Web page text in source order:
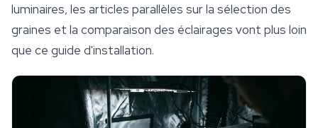
luminaires, les articles parallèles sur la sélection des
graines et la comparaison des éclairages vont plus loin
que ce guide d'installation.